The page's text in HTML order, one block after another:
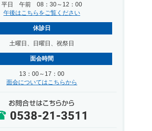
平日 午前 08：30～12：00
午後はこちらをご覧ください
休診日
土曜日、日曜日、祝祭日
面会時間
13：00～17：00
面会についてはこちらから